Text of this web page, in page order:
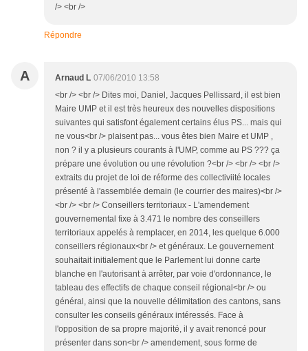
/> <br />
Répondre
A Arnaud L 07/06/2010 13:58
<br /> <br /> Dites moi, Daniel, Jacques Pellissard, il est bien
Maire UMP et il est très heureux des nouvelles dispositions
suivantes qui satisfont également certains élus PS... mais qui
ne vous<br /> plaisent pas... vous êtes bien Maire et UMP ,
non ? il y a plusieurs courants à l'UMP, comme au PS ??? ça
prépare une évolution ou une révolution ?<br /> <br /> <br />
extraits du projet de loi de réforme des collectiviité locales
présenté à l'assemblée demain (le courrier des maires)<br />
<br /> <br /> Conseillers territoriaux - L'amendement
gouvernemental fixe à 3.471 le nombre des conseillers
territoriaux appelés à remplacer, en 2014, les quelque 6.000
conseillers régionaux<br /> et généraux. Le gouvernement
souhaitait initialement que le Parlement lui donne carte
blanche en l'autorisant à arrêter, par voie d'ordonnance, le
tableau des effectifs de chaque conseil régional<br /> ou
général, ainsi que la nouvelle délimitation des cantons, sans
consulter les conseils généraux intéressés. Face à
l'opposition de sa propre majorité, il y avait renoncé pour
présenter dans son<br /> amendement, sous forme de